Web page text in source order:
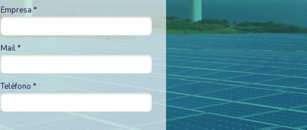
Empresa *
Mail *
Teléfono *